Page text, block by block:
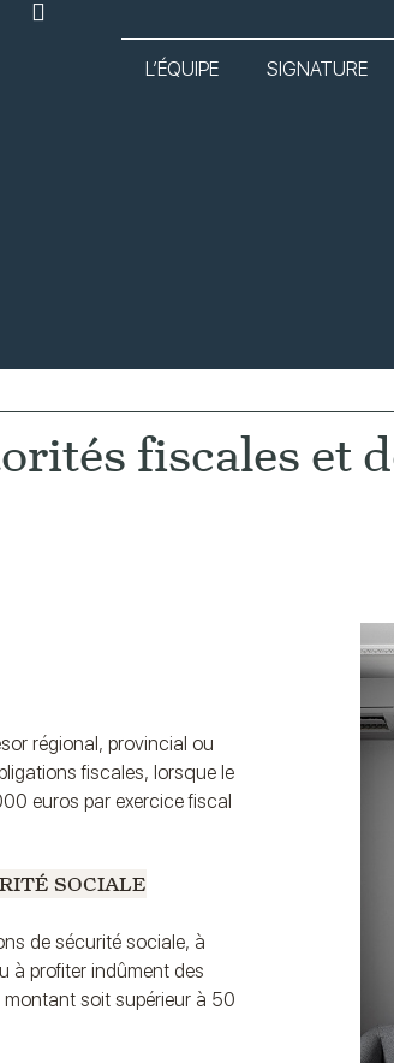
L’ÉQUIPE SIGNATURE
fiscales et
régional, provincial ou
fiscales, lorsque le
euros par exercice fiscal
SOCIALE
de sécurité sociale, à
à profiter indûment des
soit supérieur à 50